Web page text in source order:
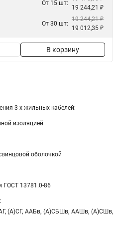
От 15 шт:
19 244,21 ₽
От 30 шт:
19 244,21 ₽
19 012,35 ₽
В корзину
3-х жильных кабелей:
изоляцией
оболочкой
ГОСТ 13781.0-86
(А)СГ, ААБв, (А)СБШв, ААШв, (А)СШв,